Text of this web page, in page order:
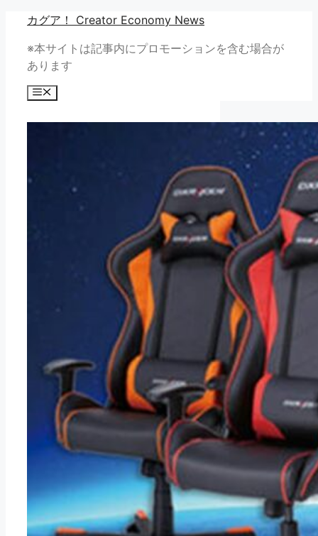
カグア！ Creator Economy News
※本サイトは記事内にプロモーションを含む場合が
あります
メ